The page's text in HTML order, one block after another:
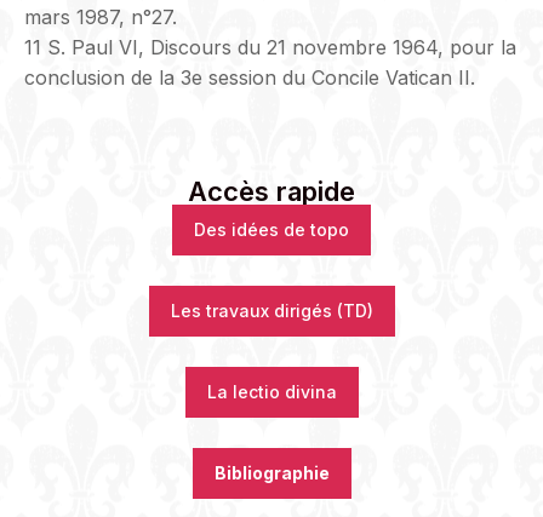
mars 1987, n°27.
11 S. Paul VI, Discours du 21 novembre 1964, pour la
conclusion de la 3e session du Concile Vatican II.
Accès rapide
Des idées de topo
Les travaux dirigés (TD)
La lectio divina
Bibliographie